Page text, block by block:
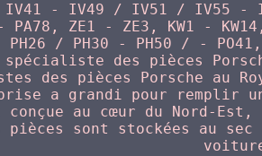
IV41 - IV49 / IV51 / IV55 -
- PA78, ZE1 - ZE3, KW1 -
PH26 / PH30 - PH50 / -
spécialiste des pièces
des pièces Porsche au
a grandi pour remplir
conçue au cœur du Nord-
pièces sont stockées au